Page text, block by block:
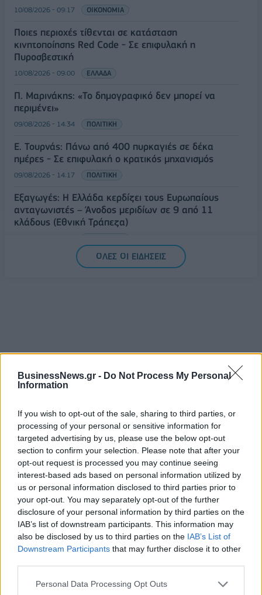
BusinessNews.gr - Do Not Process My Personal
Information
If you wish to opt-out of the sale, sharing to third parties, or
processing of your personal or sensitive information for
targeted advertising by us, please use the below opt-out
section to confirm your selection. Please note that after your
opt-out request is processed you may continue seeing
interest-based ads based on personal information utilized by
us or personal information disclosed to third parties prior to
your opt-out. You may separately opt-out of the further
disclosure of your personal information by third parties on the
IAB’s list of downstream participants. This information may
also be disclosed by us to third parties on the IAB’s List of
Downstream Participants that may further disclose it to other
Personal Data Processing Opt Outs
10/08/2026 - 09:17 ΟΙΚΟΝΟΜΙΑ
Ποιες περιοχές τίθενται σε κατάσταση
κινητοποίησης Red Code - Σε επιφυλακή η
Πυροσβεστική
10/08/2026 - 09:00 ΕΛΛΑΔΑ
Π. Μαρινάκης: «Το δημογραφικό δεν μπορεί να
περιμένει»
09/08/2026 - 14:34 ΠΟΛΙΤΙΚΗ
Ε. Τουρνάς: Πάνω από 400 πυρκαγιές σε δέκα
ημέρες - Σε επιφυλακή ο κρατικός μηχανισμός
09/08/2026 - 14:17 ΠΟΛΙΤΙΚΗ
Εξαγωγές: Η Ελλάδα κερδίζει τους Ευρωπαίους
ανταγωνιστές – Άνοδος μεριδίων σε 9 από 11
κλάδους (Εθνική Τράπεζα)
ΟΛΕΣ ΟΙ ΕΙΔΗΣΕΙΣ
ΔΗΜΟΦΙΛΗ
Υπ. Μεταφορών: Οριστική λύση στο ζήτημα των
πινακίδων κυκλοφορίας - Τέλος στις χρονοβόρες
διαδικασίες
09/08/2026 - 11:18 ΕΛΛΑΔΑ
Στα 15 δισ. ευρώ ο στόχος για νέα δάνεια το 2026
- Η «ακτινογραφία» της κερδοφορίας των
τραπεζών το α΄ εξάμηνο
09/08/2026 - 10:52 ΤΡΑΠΕΖΕΣ
Εξαγωγές: Η Ελλάδα κερδίζει τους Ευρωπαίους
ανταγωνιστές – Άνοδος μεριδίων σε 9 από 11
κλάδους (Εθνική Τράπεζα)
09/08/2026 - 13:51 ΟΙΚΟΝΟΜΙΑ